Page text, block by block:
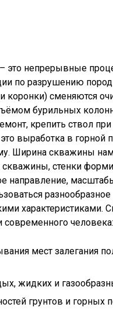
это непрерывные
по разрушению
коронки) сменяются
бурильных
крепить ствол
выработка в горной
Ширина скважины
скважины, стенки
направление,
современного человека:
мест залегания
жидких и
грунтов и горных